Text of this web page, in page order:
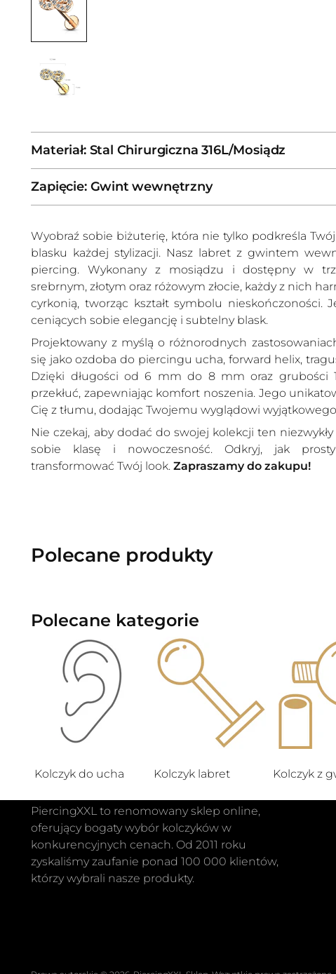
Materiał: Stal Chirurgiczna 316L/Mosiądz
Zapięcie: Gwint wewnętrzny
Wyobraź sobie biżuterię, która nie tylko podkreśla
blasku każdej stylizacji. Nasz labret z gwintem
piercing. Wykonany z mosiądzu i dostępny w
srebrnym, złotym oraz różowym złocie, każdy z nich
cyrkonią, tworząc kształt symbolu nieskończoności.
ceniących sobie elegancję i subtelny blask.
Projektowany z myślą o różnorodnych
się jako ozdoba do piercingu ucha, forward helix,
Dzięki długości od 6 mm do 8 mm oraz grubości
przekłuć, zapewniając komfort noszenia. Jego
Cię z tłumu, dodając Twojemu wyglądowi
Nie czekaj, aby dodać do swojej kolekcji ten niezwykły
sobie klasę i nowoczesność. Odkryj, jak
transformować Twój look.Zapraszamy do zakupu!
Polecane produkty
Polecane kategorie
Kolczyk do ucha Kolczyk labret Kolczyk z
PiercingXXL to renomowany sklep online,
oferujący bogaty wybór kolczyków w
konkurencyjnych cenach. Od 2011 roku
zyskaliśmy zaufanie ponad 100 000 klientów,
którzy wybrali nasze produkty.